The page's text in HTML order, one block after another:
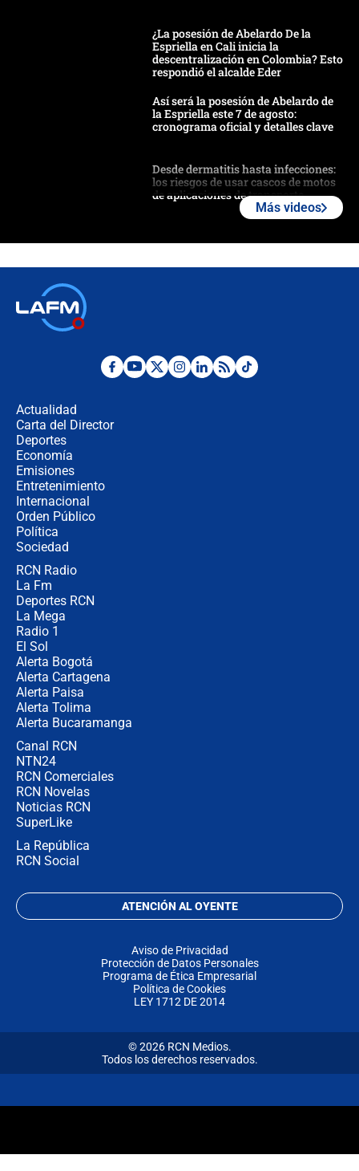
¿La posesión de Abelardo De la
Espriella en Cali inicia la
descentralización en Colombia? Esto
respondió el alcalde Eder
Así será la posesión de Abelardo de
la Espriella este 7 de agosto:
cronograma oficial y detalles clave
Desde dermatitis hasta infecciones:
los riesgos de usar cascos de motos
de aplicaciones de transporte
Posesión de Abelardo De La Espriella
Más videos
Actualidad
Carta del Director
Deportes
Economía
Emisiones
Entretenimiento
Internacional
Orden Público
Política
Sociedad
RCN Radio
La Fm
Deportes RCN
La Mega
Radio 1
El Sol
Alerta Bogotá
Alerta Cartagena
Alerta Paisa
Alerta Tolima
Alerta Bucaramanga
Canal RCN
NTN24
RCN Comerciales
RCN Novelas
Noticias RCN
SuperLike
La República
RCN Social
ATENCIÓN AL OYENTE
Aviso de Privacidad
Protección de Datos Personales
Programa de Ética Empresarial
Política de Cookies
LEY 1712 DE 2014
© 2026 RCN Medios.
Todos los derechos reservados.